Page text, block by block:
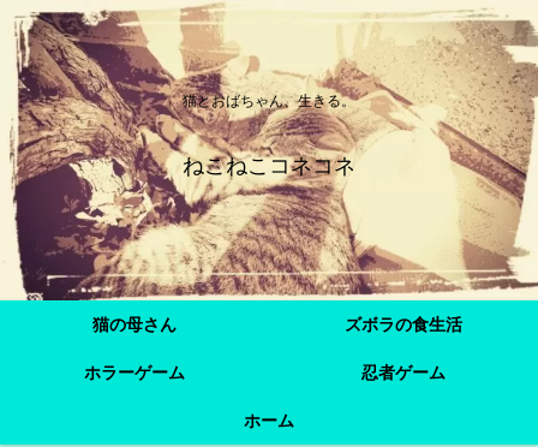
猫とおばちゃん、生きる。
ねこねこコネコネ
猫の母さん ズボラの食生活
ホラーゲーム 忍者ゲーム
ホーム